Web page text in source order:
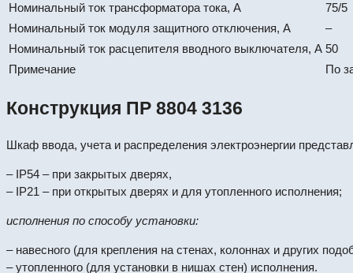
Номинальный ток трансформатора тока, А
75/5
Номинальный ток модуля защитного отключения, А
–
Номинальный ток расцепителя вводного выключателя, А 50
Примечание
По
Конструкция ПР 8804 3136
Шкаф ввода, учета и распределения электроэнергии
– IP54 – при закрытых дверях,
– IP21 – при открытых дверях и для утопленного исполнения;
исполнения по способу установки:
– навесного (для крепления на стенах, колоннах и других
– утопленного (для установки в нишах стен) исполнения.